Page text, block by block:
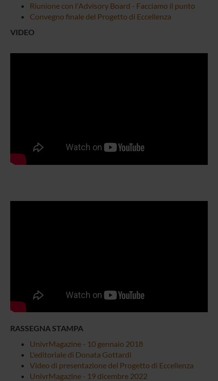
Riunione con l'Advisory Board - Facciamo il punto
Convegno finale del Progetto di Eccellenza
VIDEO
RASSEGNA STAMPA
UnivrMagazine - 10 gennaio 2018
L'editoriale di Donata Gottardi
Video di presentazione del Progetto di Eccellenza
UnivrMagazine - 19 dicembre 2022